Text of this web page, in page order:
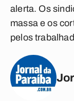
alerta. Os
massa e os
pelos